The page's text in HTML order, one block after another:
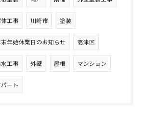
工事 川崎市 塗装
年始休業日のお知らせ 高津区
水工事 外壁 屋根 マンション
ート